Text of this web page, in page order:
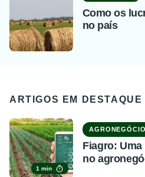
Como os
no país
ARTIGOS EM DESTAQUE
1 min
AGRONEGÓCIO
Fiagro:
no